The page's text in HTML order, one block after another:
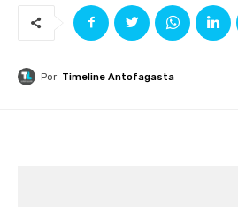
Por Timeline Antofagasta